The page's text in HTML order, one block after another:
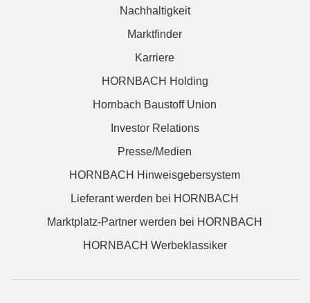
Nachhaltigkeit
Marktfinder
Karriere
HORNBACH Holding
Hornbach Baustoff Union
Investor Relations
Presse/Medien
HORNBACH Hinweisgebersystem
Lieferant werden bei HORNBACH
Marktplatz-Partner werden bei HORNBACH
HORNBACH Werbeklassiker